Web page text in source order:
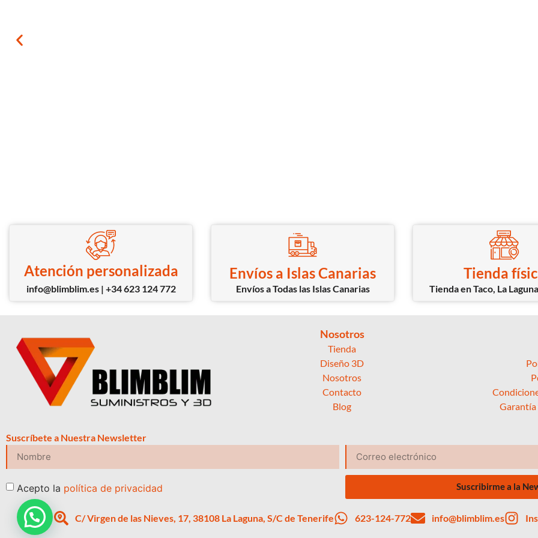
Atención personalizada
info@blimblim.es | +34 623 124 772
Envíos a Islas Canarias
Envíos a Todas las Islas Canarias
Tienda
Tienda en Taco, La
Nosotros
Tienda
Diseño 3D
Nosotros
Contacto
Blog
Garantía
Suscríbete a Nuestra Newsletter
Acepto la política de privacidad Suscribirme a la
C/ Virgen de las Nieves, 17, 38108 La Laguna, S/C de Tenerife 623-124-772 info@blimblim.es